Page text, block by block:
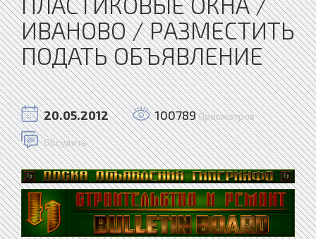
ИВАНОВО / РАЗМЕСТИТЬ
ПОДАТЬ ОБЪЯВЛЕНИЕ
20.05.2012 100789 Просмотров
Обсудить